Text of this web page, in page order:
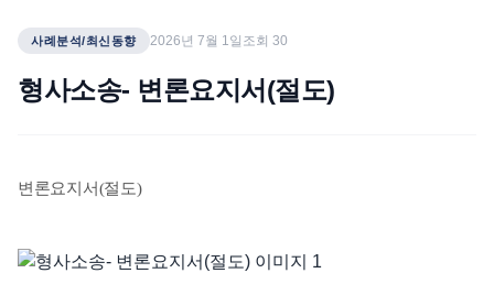
업무분야
전체
각 전문 변호사
언론보도
법률서식
사례분석/최신동향 2026년 7월 1일 조회 30
형사소송- 변론요지서(절도)
변론요지서(절도)